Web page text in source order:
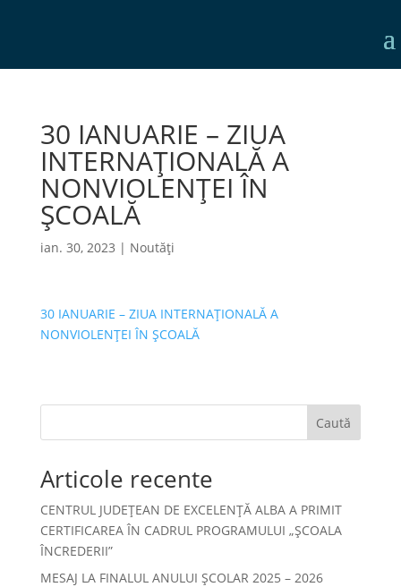
30 IANUARIE – ZIUA
INTERNAȚIONALĂ A
NONVIOLENȚEI ÎN
ȘCOALĂ
ian. 30, 2023 | Noutăți
30 IANUARIE – ZIUA INTERNAȚIONALĂ A
NONVIOLENȚEI ÎN ȘCOALĂ
Caută
Articole recente
CENTRUL JUDEȚEAN DE EXCELENȚĂ ALBA A PRIMIT
CERTIFICAREA ÎN CADRUL PROGRAMULUI „ȘCOALA
ÎNCREDERII”
MESAJ LA FINALUL ANULUI ȘCOLAR 2025 – 2026